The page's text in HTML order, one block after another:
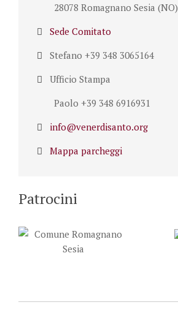
28078 Romagnano Sesia (NO)
Sede Comitato
Stefano +39 348 3065164
Ufficio Stampa
Paolo +39 348 6916931
info@venerdisanto.org
Mappa parcheggi
Patrocini